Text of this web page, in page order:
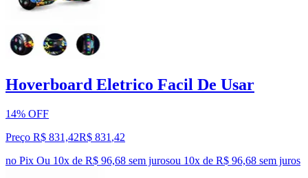
Hoverboard Eletrico Facil De Usar
14% OFF
Preço R$ 831,42R$ 831 ,42
no Pix Ou 10x de R$ 96,68 sem jurosou 10x de R$ 96,68 sem juros